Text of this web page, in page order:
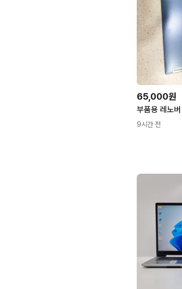
65,000원
부품용 레노
9시간 전